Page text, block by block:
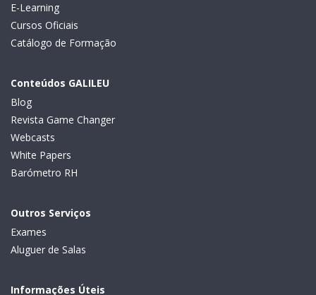
E-Learning
Cursos Oficiais
Catálogo de Formação
Conteúdos GALILEU
Blog
Revista Game Changer
Webcasts
White Papers
Barómetro RH
Outros Serviços
Exames
Aluguer de Salas
Informações Úteis